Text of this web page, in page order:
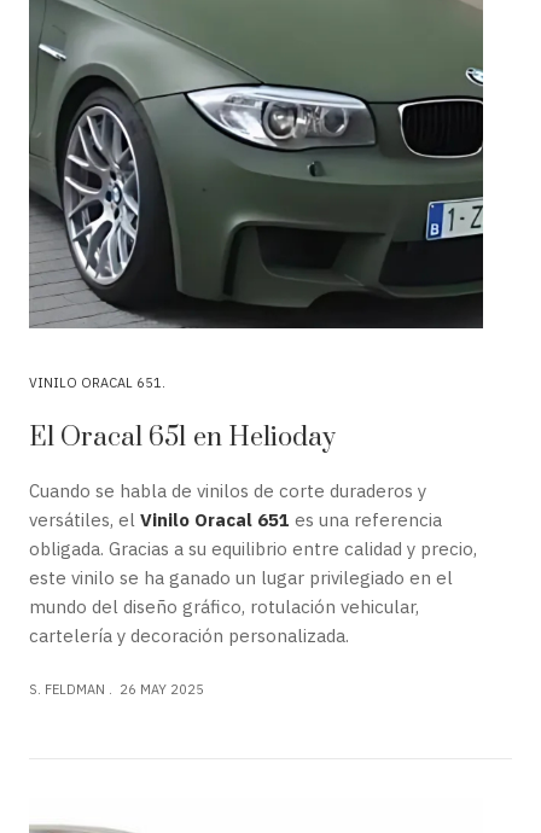
VINILO ORACAL 651
El Oracal 651 en Helioday
Cuando se habla de vinilos de corte duraderos y
versátiles, el Vinilo Oracal 651 es una referencia
obligada. Gracias a su equilibrio entre calidad y precio,
este vinilo se ha ganado un lugar privilegiado en el
mundo del diseño gráfico, rotulación vehicular,
cartelería y decoración personalizada.
S. FELDMAN 26 MAY 2025